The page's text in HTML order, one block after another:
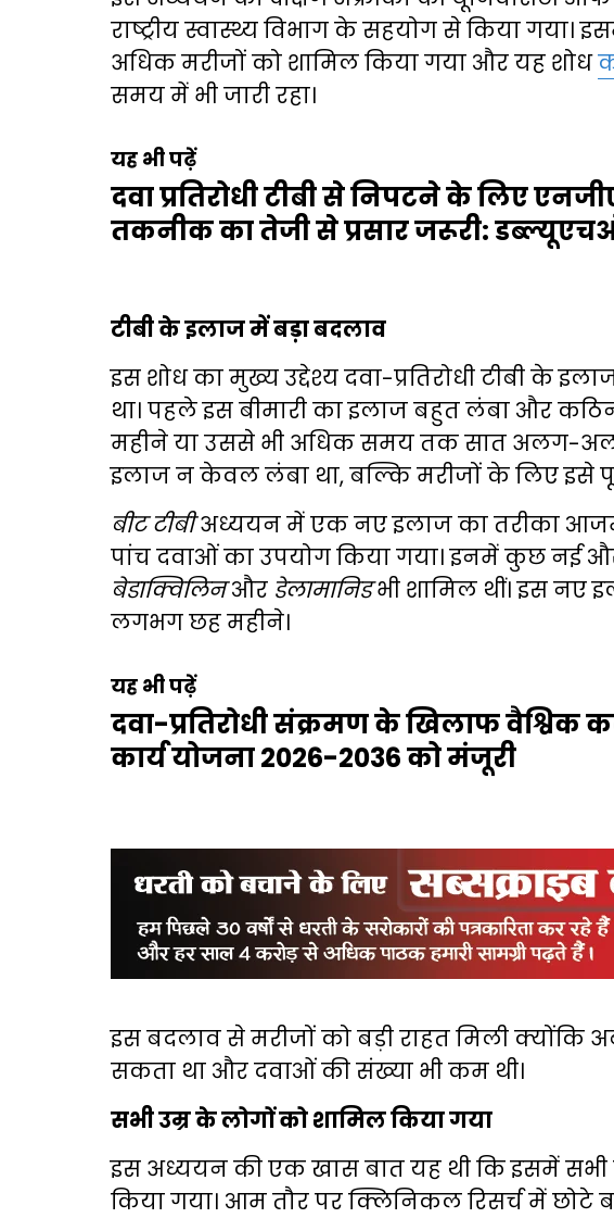
राष्ट्रीय स्वास्थ्य विभाग के सहयोग से किया गया।
अधिक मरीजों को शामिल किया गया और यह शोध
समय में भी जारी रहा।
यह भी पढ़ें
दवा प्रतिरोधी टीबी से निपटने के लिए
तकनीक का तेजी से प्रसार जरूरी:
टीबी के इलाज में बड़ा बदलाव
इस शोध का मुख्य उद्देश्य दवा-प्रतिरोधी टीबी के
था। पहले इस बीमारी का इलाज बहुत लंबा और
महीने या उससे भी अधिक समय तक सात अलग-
इलाज न केवल लंबा था, बल्कि मरीजों के लिए इसे
बीट टीबीअध्ययन में एक नए इलाज का तरीका
पांच दवाओं का उपयोग किया गया। इनमें कुछ नई
बेडाक्विलिनऔर डेलामानिडभी शामिल थीं। इस नए
लगभग छह महीने।
यह भी पढ़ें
दवा-प्रतिरोधी संक्रमण के खिलाफ वैश्विक
कार्य योजना 2026-2036 को मंजूरी
इस बदलाव से मरीजों को बड़ी राहत मिली क्योंकि
सकता था और दवाओं की संख्या भी कम थी।
सभी उम्र के लोगों को शामिल किया गया
इस अध्ययन की एक खास बात यह थी कि इसमें सभी
किया गया। आम तौर पर क्लिनिकल रिसर्च में छोटे